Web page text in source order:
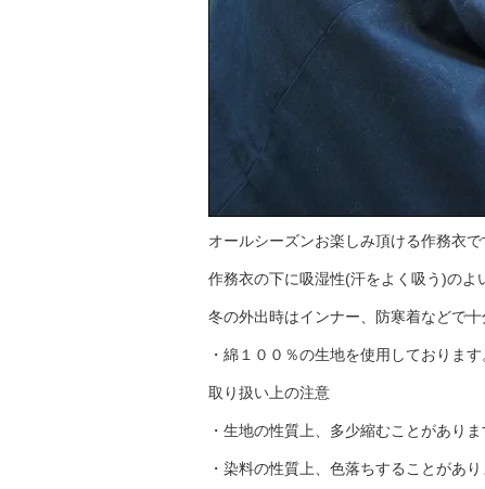
オールシーズンお楽しみ頂ける作務衣で
作務衣の下に吸湿性(汗をよく吸う)のよ
冬の外出時はインナー、防寒着などで十
・綿１００％の生地を使用しております
取り扱い上の注意
・生地の性質上、多少縮むことがありま
・染料の性質上、色落ちすることがあ